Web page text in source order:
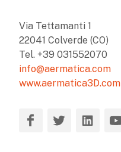
Via Tettamanti 1
22041 Colverde (CO)
Tel. +39 031552070
info@aermatica.com
www.aermatica3D.com